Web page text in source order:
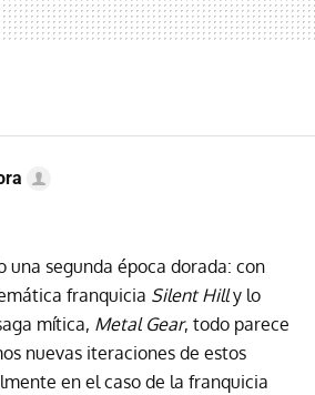
una segunda época dorada: con
franquicia Silent Hilly lo
mítica, Metal Gear, todo parece
nuevas iteraciones de estos
en el caso de la franquicia